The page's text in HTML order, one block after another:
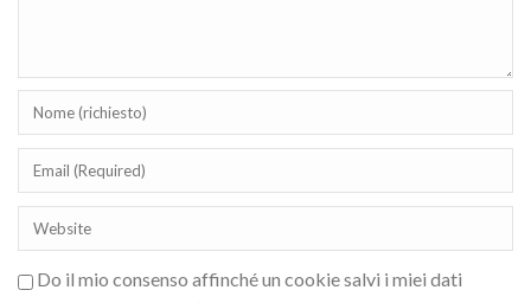
Do il mio consenso affinché un cookie salvi i miei dati